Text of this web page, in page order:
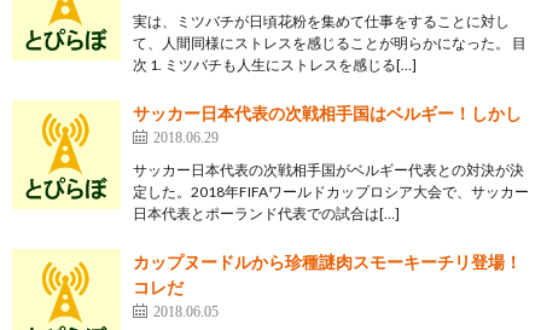
実は、ミツバチが日頃花粉を集めて仕事をすることに対し
て、人間同様にストレスを感じることが明らかになった。 目
次 1. ミツバチも人生にストレスを感じる[…]
サッカー日本代表の次戦相手国はベルギー！しかし
2018.06.29
サッカー日本代表の次戦相手国がベルギー代表との対決が決
定した。2018年FIFAワールドカップロシア大会で、サッカー
日本代表とポーランド代表での試合は[…]
カップヌードルから珍種謎肉スモーキーチリ登場！
コレだ
2018.06.05